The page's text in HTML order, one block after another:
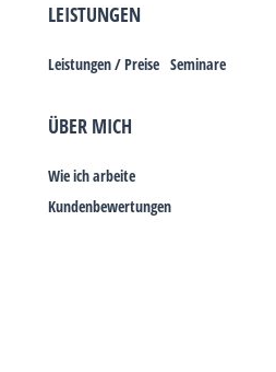
LEISTUNGEN
Leistungen / Preise Seminare
ÜBER MICH
Wie ich arbeite
Kundenbewertungen